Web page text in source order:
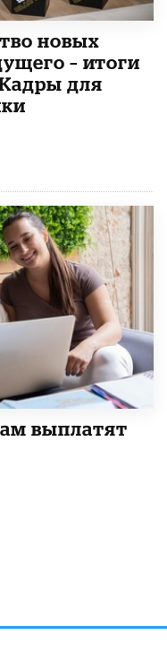
новых
– итоги
для
выплатят